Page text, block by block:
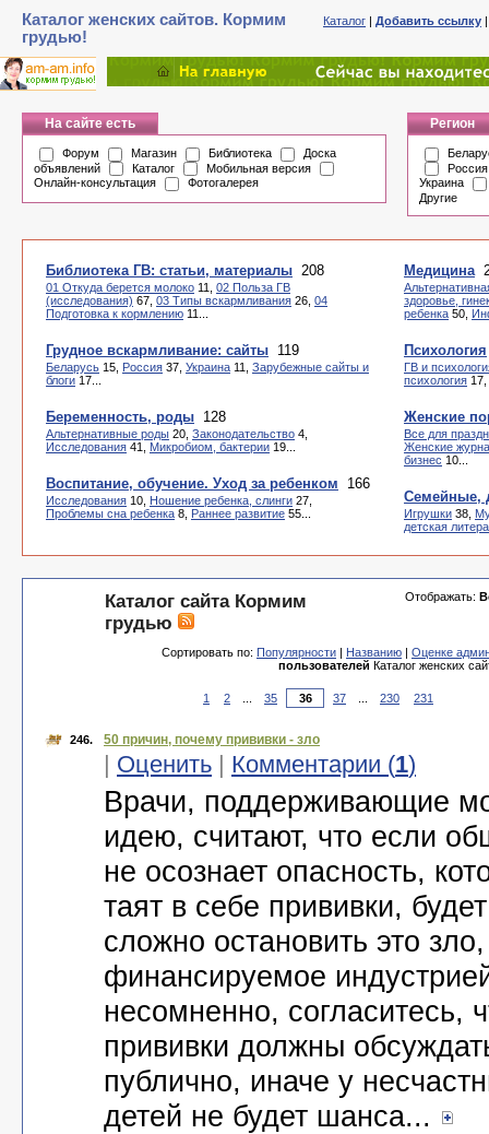
Каталог женских сайтов. Кормим
грудью!
Каталог | Добавить ссылку
На сайте есть
Форум Магазин Библиотека
Доска
объявлений
Каталог
Мобильная версия
Онлайн-консультация
Фотогалерея
Регион
Россия
Украина
Другие
Библиотека ГВ: статьи, материалы 208
01 Откуда берется молоко 11, 02 Польза ГВ
(исследования) 67, 03 Типы вскармливания 26, 04
Подготовка к кормлению 11...
Грудное вскармливание: сайты 119
Беларусь 15, Россия 37, Украина 11, Зарубежные сайты и
блоги 17...
Беременность, роды 128
Альтернативные роды 20, Законодательство 4,
Исследования 41, Микробиом, бактерии 19...
Воспитание, обучение. Уход за ребенком 166
Исследования 10, Ношение ребенка, слинги 27,
Проблемы сна ребенка 8, Раннее развитие 55...
Медицина
здоровье,
ребенка 50,
Психология
ГВ и
психология 17,
Женские
Все для
Женские
бизнес 10...
Семейные,
Игрушки 38,
детская
Отображать:
Каталог сайта Кормим
грудью
Сортировать по: Популярности | Названию | Оценке
пользователей Каталог женских
1 2 35 37 230 231
246. 50 причин, почему прививки - зло
| Оценить | Комментарии (1)
Врачи, поддерживающие
идею, считают, что если
не осознает опасность,
таят в себе прививки,
сложно остановить это зло,
финансируемое
несомненно, согласитесь,
прививки должны
публично, иначе у
детей не будет шанса...